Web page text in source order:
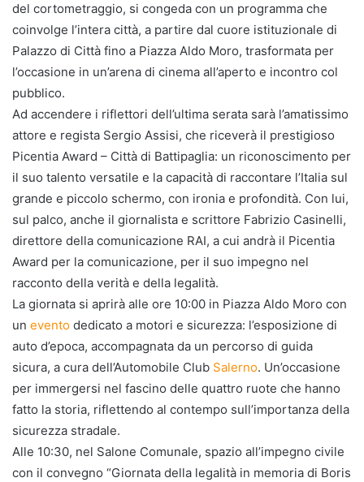
del cortometraggio, si congeda con un programma che
coinvolge l’intera città, a partire dal cuore istituzionale di
Palazzo di Città fino a Piazza Aldo Moro, trasformata per
l’occasione in un’arena di cinema all’aperto e incontro col
pubblico.
Ad accendere i riflettori dell’ultima serata sarà l’amatissimo
attore e regista Sergio Assisi, che riceverà il prestigioso
Picentia Award – Città di Battipaglia: un riconoscimento per
il suo talento versatile e la capacità di raccontare l’Italia sul
grande e piccolo schermo, con ironia e profondità. Con lui,
sul palco, anche il giornalista e scrittore Fabrizio Casinelli,
direttore della comunicazione RAI, a cui andrà il Picentia
Award per la comunicazione, per il suo impegno nel
racconto della verità e della legalità.
La giornata si aprirà alle ore 10:00 in Piazza Aldo Moro con
un evento dedicato a motori e sicurezza: l’esposizione di
auto d’epoca, accompagnata da un percorso di guida
sicura, a cura dell’Automobile Club Salerno. Un’occasione
per immergersi nel fascino delle quattro ruote che hanno
fatto la storia, riflettendo al contempo sull’importanza della
sicurezza stradale.
Alle 10:30, nel Salone Comunale, spazio all’impegno civile
con il convegno “Giornata della legalità in memoria di Boris